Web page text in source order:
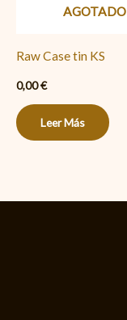
AGOTADO
Raw Case tin KS
0,00€
Leer Más